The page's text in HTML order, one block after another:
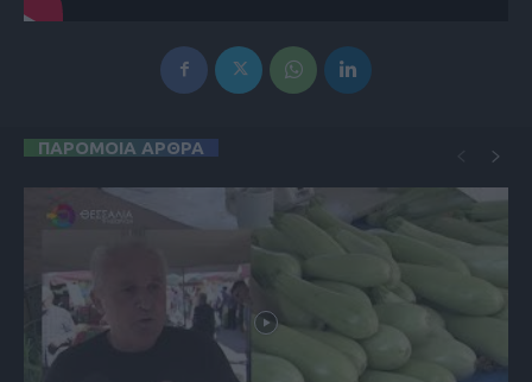
ΠΑΡΟΜΟΙΑ ΑΡΘΡΑ